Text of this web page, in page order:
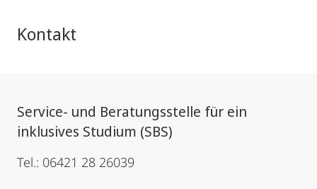
Kontakt
Service- und Beratungsstelle für ein
inklusives Studium (SBS)
Tel.: 06421 28 26039